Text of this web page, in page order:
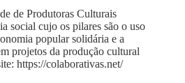
de Produtoras Culturais
social cujo os pilares são o uso
popular solidária e a
projetos da produção cultural
https://colaborativas.net/